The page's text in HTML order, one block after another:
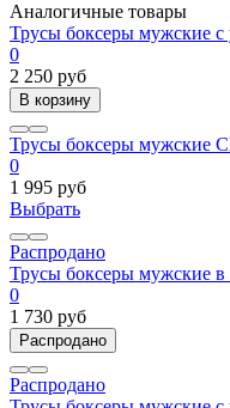
Аналогичные товары
Трусы боксеры мужские с
0
2 250 руб
В корзину
Трусы боксеры мужские
0
1 995 руб
Выбрать
Распродано
Трусы боксеры мужские в
0
1 730 руб
Распродано
Распродано